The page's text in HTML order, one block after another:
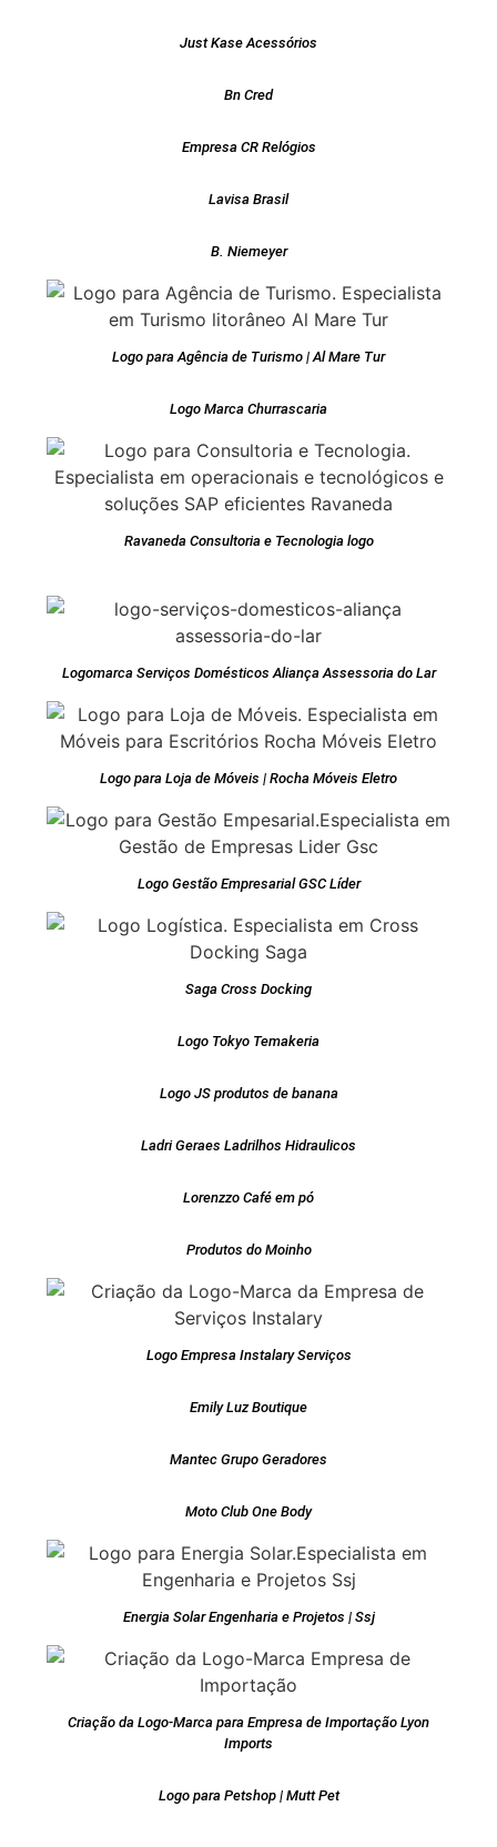
Just Kase Acessórios
Bn Cred
Empresa CR Relógios
Lavisa Brasil
B. Niemeyer
Logo para Agência de Turismo | Al Mare Tur
Logo Marca Churrascaria
Ravaneda Consultoria e Tecnologia logo
Logomarca Serviços Domésticos Aliança Assessoria do Lar
Logo para Loja de Móveis | Rocha Móveis Eletro
Logo Gestão Empresarial GSC Líder
Saga Cross Docking
Logo Tokyo Temakeria
Logo JS produtos de banana
Ladri Geraes Ladrilhos Hidraulicos
Lorenzzo Café em pó
Produtos do Moinho
Logo Empresa Instalary Serviços
Emily Luz Boutique
Mantec Grupo Geradores
Moto Club One Body
Energia Solar Engenharia e Projetos | Ssj
Criação da Logo-Marca para Empresa de Importação Lyon
Imports
Logo para Petshop | Mutt Pet